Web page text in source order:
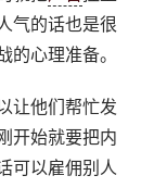
气的话也是很
的心理准备。
让他们帮忙发
开始就要把内
可以雇佣别人